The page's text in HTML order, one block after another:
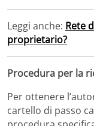
Leggi anche: Rete
proprietario?
Procedura per la
Per ottenere
cartello di passo